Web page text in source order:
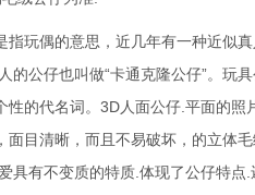
玩偶的意思，近几年有一种近似
的公仔也叫做“卡通克隆公仔”。玩
的代名词。3D人面公仔.平面的
目清晰，而且不易破坏，的立体
具有不变质的特质.体现了公仔特